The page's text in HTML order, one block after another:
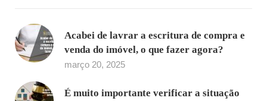
Acabei de lavrar a escritura de compra e
venda do imóvel, o que fazer agora?
março 20, 2025
É muito importante verificar a situação